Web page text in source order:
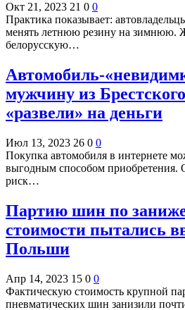
Окт 21, 2023 21 0 0
Практика показывает:
менять летнюю резину на зимнюю.
белорусскую…
Автомобиль-
мужчину из
«развели» на деньги
Июл 13, 2023 26 0 0
Покупка автомобиля в интернете
выгодным способом приобретения.
риск…
Партию шин по
стоимости пытались
Польши
Апр 14, 2023 15 0 0
Фактическую стоимость крупной
пневматических шин занизили